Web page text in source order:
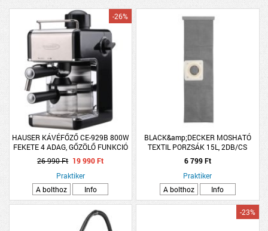
HAUSER KÁVÉFŐZŐ CE-929B 800W
FEKETE 4 ADAG, GŐZÖLŐ FUNKCIÓ
-26%
26 990 Ft 19 990 Ft
Praktiker
A bolthoz
Info
BLACK&amp;DECKER MOSHATÓ
TEXTIL PORZSÁK 15L, 2DB/CS
6 799 Ft
Praktiker
A bolthoz
Info
-23%